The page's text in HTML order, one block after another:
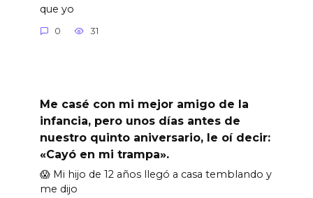
que yo
0 31
Me casé con mi mejor amigo de la
infancia, pero unos días antes de
nuestro quinto aniversario, le oí decir:
«Cayó en mi trampa».
😱 Mi hijo de 12 años llegó a casa temblando y
me dijo